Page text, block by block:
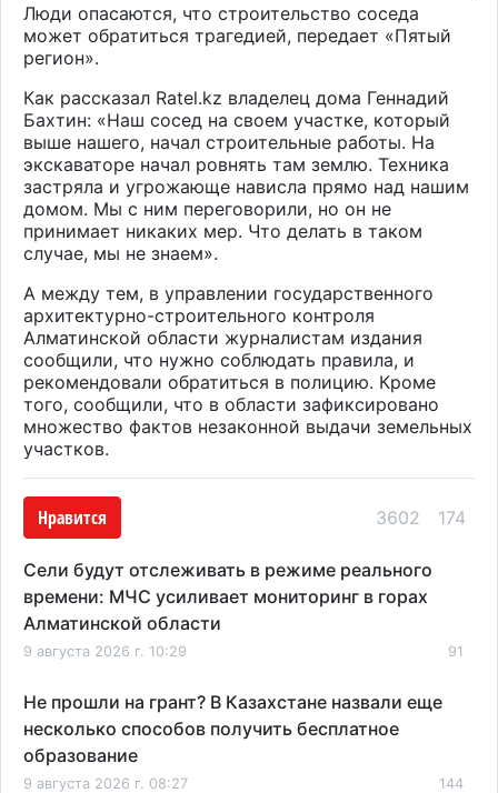
Люди опасаются, что строительство соседа
может обратиться трагедией, передает «Пятый
регион».
Как рассказал Ratel.kz владелец дома Геннадий
Бахтин: «Наш сосед на своем участке, который
выше нашего, начал строительные работы. На
экскаваторе начал ровнять там землю. Техника
застряла и угрожающе нависла прямо над нашим
домом. Мы с ним переговорили, но он не
принимает никаких мер. Что делать в таком
случае, мы не знаем».
А между тем, в управлении государственного
архитектурно-строительного контроля
Алматинской области журналистам издания
сообщили, что нужно соблюдать правила, и
рекомендовали обратиться в полицию. Кроме
того, сообщили, что в области зафиксировано
множество фактов незаконной выдачи земельных
участков.
Нравится 3602 174
Сели будут отслеживать в режиме реального
времени: МЧС усиливает мониторинг в горах
Алматинской области
9 августа 2026 г. 10:29 91
Не прошли на грант? В Казахстане назвали еще
несколько способов получить бесплатное
образование
9 августа 2026 г. 08:27 144